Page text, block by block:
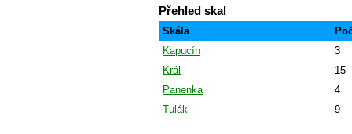
Přehled skal
Skála
Kapucín
3
Král
15
Panenka
4
Tulák
9